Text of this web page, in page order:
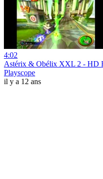
4:02
Astérix & Obélix XXL 2 - HD
Playscope
il y a 12 ans